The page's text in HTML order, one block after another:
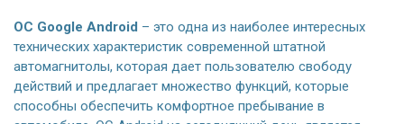
ОС Google Android – это одна из наиболее интересных
технических характеристик современной штатной
автомагнитолы, которая дает пользователю свободу
действий и предлагает множество функций, которые
способны обеспечить комфортное пребывание в